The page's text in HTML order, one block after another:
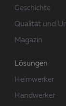
Geschichte
Qualität und
Magazin
Lösungen
Heimwerker
Handwerker